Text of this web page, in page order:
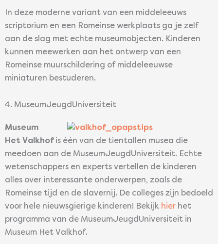
In deze moderne variant van een middeleeuws
scriptorium en een Romeinse werkplaats ga je zelf
aan de slag met echte museumobjecten. Kinderen
kunnen meewerken aan het ontwerp van een
Romeinse muurschildering of middeleeuwse
miniaturen bestuderen.
4. MuseumJeugdUniversiteit
Museum
Het Valkhofis één van de tientallen musea die
meedoen aan de MuseumJeugdUniversiteit. Echte
wetenschappers en experts vertellen de kinderen
alles over interessante onderwerpen, zoals de
Romeinse tijd en de slavernij. De colleges zijn bedoeld
voor hele nieuwsgierige kinderen! Bekijk hier het
programma van de MuseumJeugdUniversiteit in
Museum Het Valkhof.